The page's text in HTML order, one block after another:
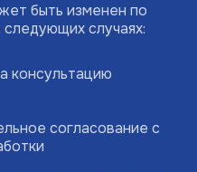
быть изменен по
случаях:
консультацию
согласование с